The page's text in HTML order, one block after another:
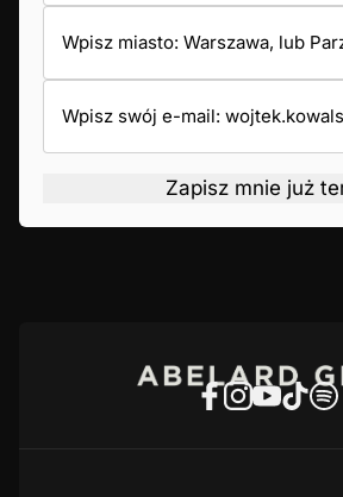
Zapisz mnie już